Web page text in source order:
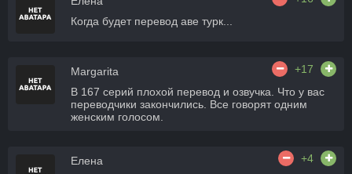
Когда будет перевод аве турк...
Margarita
+17
В 167 серий плохой перевод и озвучка. Что у вас
переводчики закончились. Все говорят одним
женским голосом.
Елена
+4